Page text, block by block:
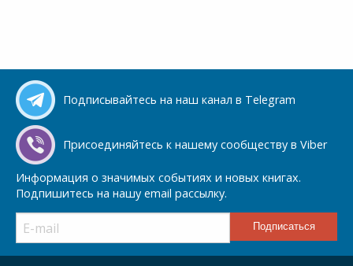
Подписывайтесь на наш канал в Telegram
Присоединяйтесь к нашему сообществу в Viber
Информация о значимых событиях и новых книгах.
Подпишитесь на нашу email рассылку.